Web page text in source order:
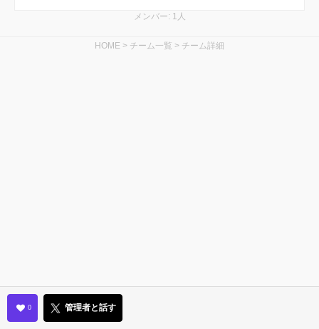
メンバー: 1人
HOME > チーム一覧 > チーム詳細
0 管理者と話す